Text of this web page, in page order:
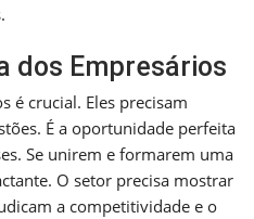
dos Empresários
é crucial. Eles precisam
É a oportunidade perfeita
Se unirem e formarem uma
O setor precisa mostrar
a competitividade e o